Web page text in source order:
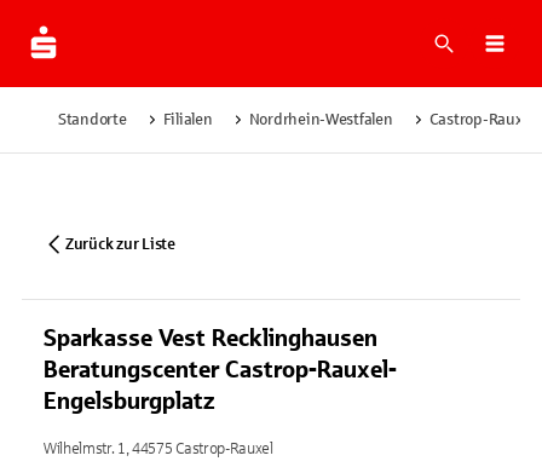
Suche
Standorte Filialen Nordrhein-Westfalen Castrop-Rauxel
Zurück zur Liste
Sparkasse Vest Recklinghausen
Beratungscenter Castrop-Rauxel-
Engelsburgplatz
Wilhelmstr. 1, 44575 Castrop-Rauxel